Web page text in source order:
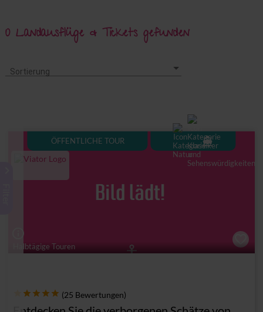
0 Landausflüge & Tickets gefunden
Sortierung
Sortierung
Halbtägige Touren
info_outline
(25 Bewertungen)
ÖFFENTLICHE TOUR directions_boat